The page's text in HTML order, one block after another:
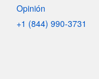
Opinión
+1 (844) 990-3731